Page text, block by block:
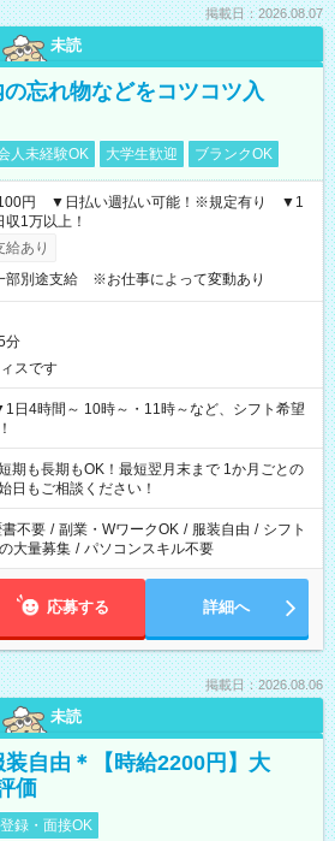
掲載日：2026.08.07
未読
の忘れ物などをコツコツ入
人未経験OK 大学生歓迎 ブランクOK
円 ▼日払い週払い可能！※規定有り ▼1
1万以上！
給あり
部別途支給 ※お仕事によって変動あり
分
スです
4時間～ 10時～・11時～など、シフト希望
期も長期もOK！最短翌月末まで 1か月ごとの
日もご相談ください！
書不要 / 副業・WワークOK / 服装自由 / シフト
大量募集 / パソコンスキル不要
応募する 詳細へ
掲載日：2026.08.06
未読
自由＊【時給2200円】大
価
録・面接OK